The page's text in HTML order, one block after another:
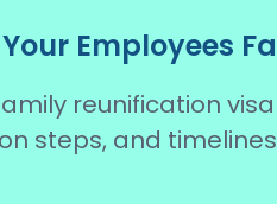
Employees
reunification
steps, and